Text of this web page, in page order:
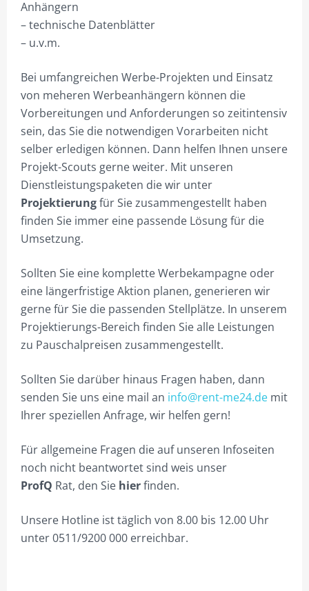
WIDERRUF
Anhängern
– technische Datenblätter
– u.v.m.
Bei umfangreichen Werbe-Projekten und Einsatz
von meheren Werbeanhängern können die
Vorbereitungen und Anforderungen so zeitintensiv
sein, das Sie die notwendigen Vorarbeiten nicht
selber erledigen können. Dann helfen Ihnen unsere
Projekt-Scouts gerne weiter. Mit unseren
Dienstleistungspaketen die wir unter
Projektierungfür Sie zusammengestellt haben
finden Sie immer eine passende Lösung für die
Umsetzung.
Sollten Sie eine komplette Werbekampagne oder
eine längerfristige Aktion planen, generieren wir
gerne für Sie die passenden Stellplätze. In unserem
Projektierungs-Bereich finden Sie alle Leistungen
zu Pauschalpreisen zusammengestellt.
Sollten Sie darüber hinaus Fragen haben, dann
senden Sie uns eine mail an info@rent-me24.de mit
Ihrer speziellen Anfrage, wir helfen gern!
Für allgemeine Fragen die auf unseren Infoseiten
noch nicht beantwortet sind weis unser
ProfQ Rat, den Sie hierfinden.
Unsere Hotline ist täglich von 8.00 bis 12.00 Uhr
unter 0511/9200 000 erreichbar.